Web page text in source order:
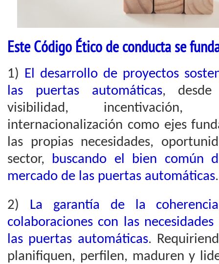
Este Código Ético de conducta se
1) El desarrollo de proyectos
las puertas automáticas, desde
visibilidad, incentivación,
internacionalización como ejes
las propias necesidades,
sector, buscando el bien común
mercado de las puertas automáticas.
2) La
garantía de la
colaboraciones con las
las puertas automáticas.
planifiquen, perfilen, maduren y